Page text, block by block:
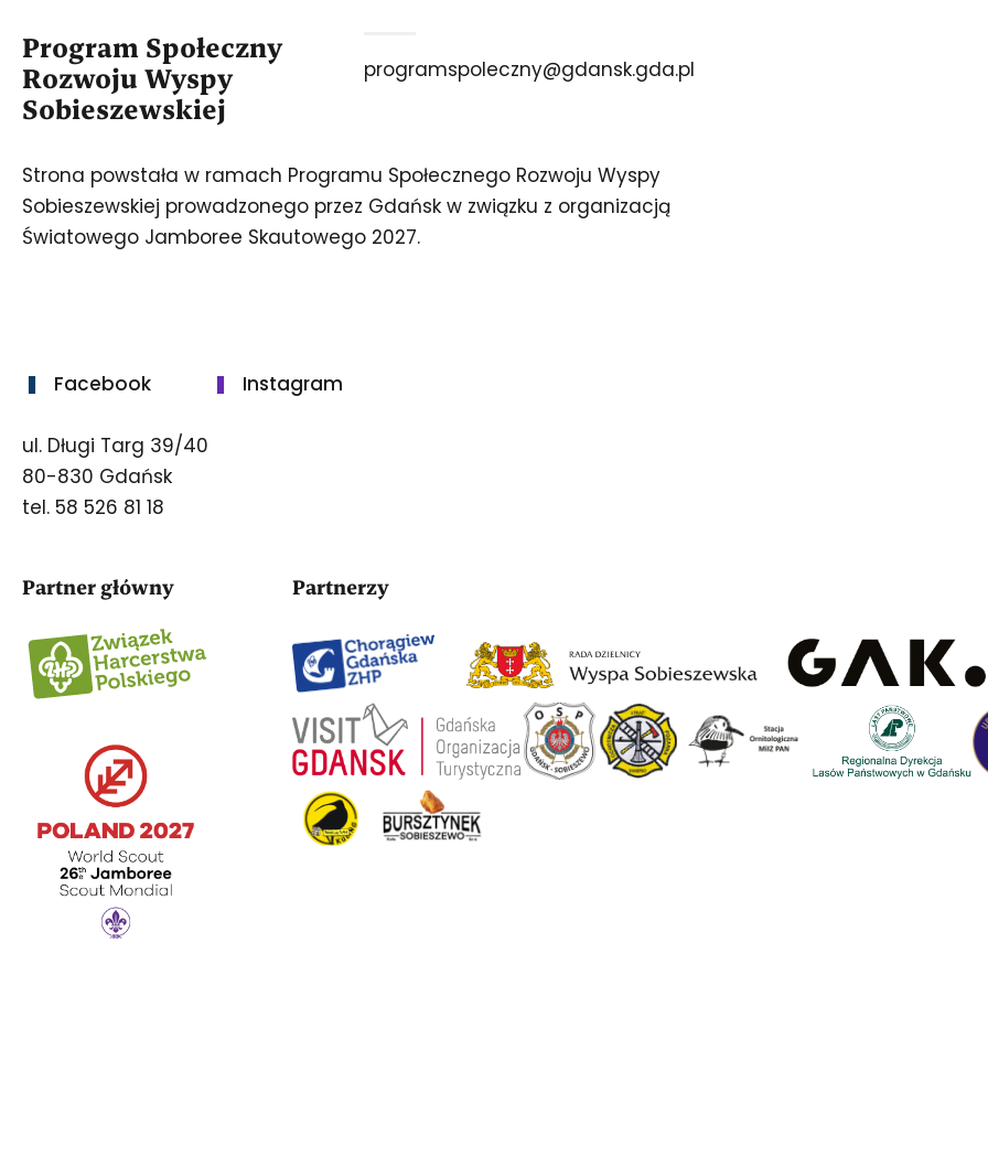
Program Społeczny
Rozwoju Wyspy
Sobieszewskiej
programspoleczny@gdansk.gda.pl
Strona powstała w ramach Programu Społecznego Rozwoju Wyspy
Sobieszewskiej prowadzonego przez Gdańsk w związku z organizacją
Światowego Jamboree Skautowego 2027.
Facebook Instagram
ul. Długi Targ 39/40
80-830 Gdańsk
tel. 58 526 81 18
Partner główny Partnerzy